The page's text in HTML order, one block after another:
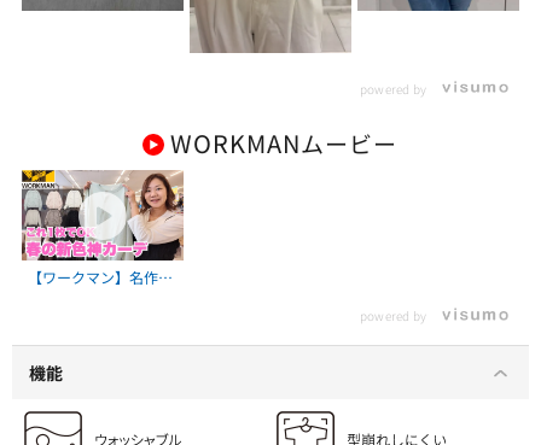
powered by
WORKMANムービー
【ワークマン】名作カ
powered by
機能